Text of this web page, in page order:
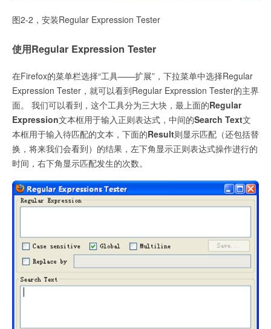
图2-2，安装Regular Expression Tester
使用Regular Expression Tester
在Firefox的菜单栏选择“工具——扩展”，下拉菜单中选择Regular
Expression Tester，就可以看到Regular Expression Tester的主界
面。 我们可以看到，这个工具分为三大块，最上面的Regular
Expression文本框用于输入正则表达式，中间的Search Text文
本框用于输入待匹配的文本，下面的Result则显示匹配（还包括替
换，将来我们会看到）的结果，左下角显示正则表达式操作进行的
时间，右下角显示匹配发生的次数。